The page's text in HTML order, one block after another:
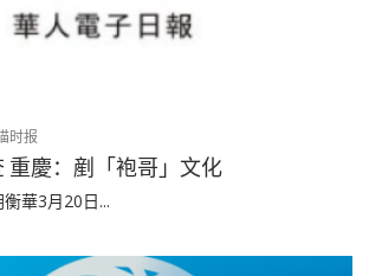
时报
重慶：剷「袍哥」文化
衡華3月20日...